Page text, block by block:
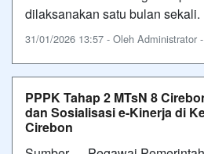
dilaksanakan satu bulan
31/01/2026 13:57 - Oleh Administrator
PPPK Tahap 2 MTsN 8
dan Sosialisasi e-Kinerja di
Cirebon